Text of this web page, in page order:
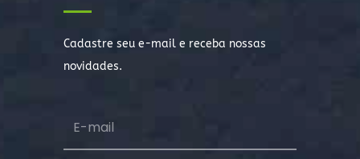
Cadastre seu e-mail e receba nossas
novidades.